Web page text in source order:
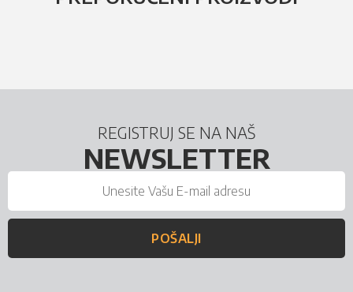
REGISTRUJ SE NA NAŠ
NEWSLETTER
POŠALJI